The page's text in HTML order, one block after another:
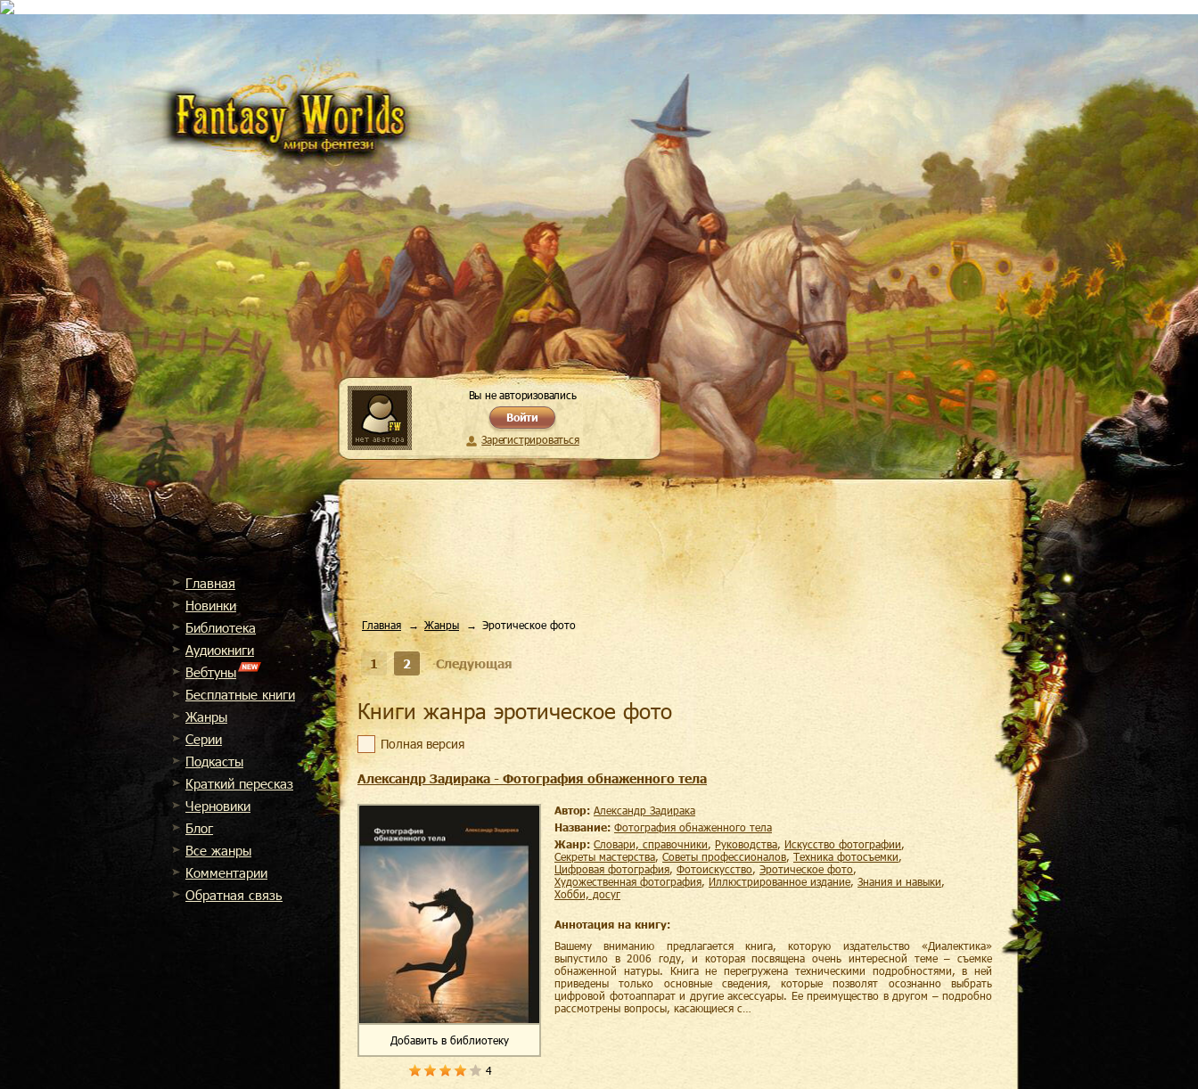
Вы не авторизовались
Войти
Зарегистрироваться
Главная
Новинки
Библиотека
Аудиокниги
Вебтуны
Бесплатные книги
Жанры
Cерии
Подкасты
Краткий пересказ
Черновики
Блог
Все жанры
Комментарии
Обратная связь
Главная Жанры Эротическое фото
1 2 Следующая
Книги жанра эротическое фото
Полная версия
Александр Задирака - Фотография обнаженного тела
Добавить в библиотеку
4
Автор:
Александр Задирака
Название:
Фотография обнаженного тела
Жанр:
словари, справочники, руководства, искусство фотографии,
секреты мастерства, советы профессионалов, техника фотосъемки,
цифровая фотография, фотоискусство, эротическое фото,
художественная фотография, иллюстрированное издание, знания и навыки,
хобби, досуг
Аннотация на книгу:
Вашему вниманию предлагается книга, которую издательство «Диалектика»
выпустило в 2006 году, и которая посвящена очень интересной теме – съемке
обнаженной натуры. Книга не перегружена техническими подробностями, в ней
приведены только основные сведения, которые позволят осознанно выбрать
цифровой фотоаппарат и другие аксессуары. Ее преимущество в другом – подробно
рассмотрены вопросы, касающиеся с…